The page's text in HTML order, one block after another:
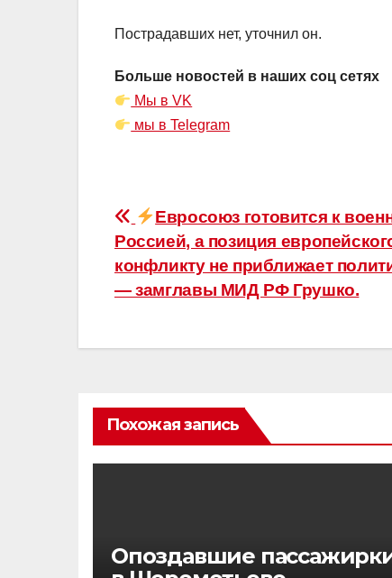
Пострадавших нет, уточнил он.
Больше новостей в наших соц сетях
Мы в VK
мы в Telegram
Навигация
по
записям
Евросоюз готовится к
Россией, а позиция
конфликту не приближает
— замглавы МИД РФ Грушко.
Похожая запись
Опоздавшие